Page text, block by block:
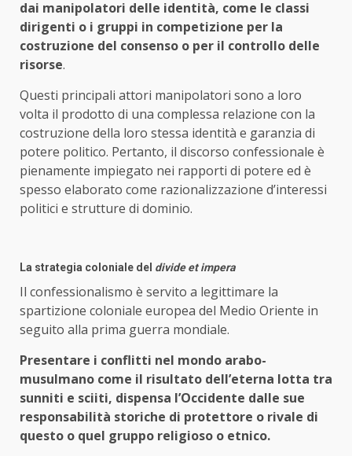
dai manipolatori delle identità, come le classi
dirigenti o i gruppi in competizione per la
costruzione del consenso o per il controllo delle
risorse.
Questi principali attori manipolatori sono a loro
volta il prodotto di una complessa relazione con la
costruzione della loro stessa identità e garanzia di
potere politico. Pertanto, il discorso confessionale è
pienamente impiegato nei rapporti di potere ed è
spesso elaborato come razionalizzazione d’interessi
politici e strutture di dominio.
La strategia coloniale del divide et impera
Il confessionalismo è servito a legittimare la
spartizione coloniale europea del Medio Oriente in
seguito alla prima guerra mondiale.
Presentare i conflitti nel mondo arabo-
musulmano come il risultato dell’eterna lotta tra
sunniti e sciiti, dispensa l’Occidente dalle sue
responsabilità storiche di protettore o rivale di
questo o quel gruppo religioso o etnico.